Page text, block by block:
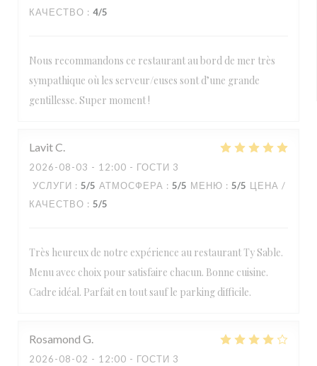
КАЧЕСТВО : 4/5
Nous recommandons ce restaurant au bord de mer très
sympathique où les serveur/euses sont d’une grande
gentillesse. Super moment !
LavitC
2026-08-03 - 12:00 - ГОСТИ 3
УСЛУГИ : 5/5 АТМОСФЕРА : 5/5 МЕНЮ : 5/5 ЦЕНА /
КАЧЕСТВО : 5/5
Très heureux de notre expérience au restaurant Ty Sable.
Menu avec choix pour satisfaire chacun. Bonne cuisine.
Cadre idéal. Parfait en tout sauf le parking difficile.
Rosamond G
2026-08-02 - 12:00 - ГОСТИ 3